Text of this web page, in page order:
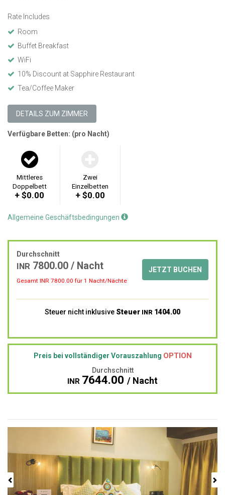
Rate Includes
Room
Buffet Breakfast
WiFi
10% Discount at Sapphire Restaurant
Tea/Coffee Maker
DETAILS ZUM ZIMMER
Verfügbare Betten: (pro Nacht)
Mittleres
Doppelbett
+ $0.00
Zwei
Einzelbetten
+ $0.00
Allgemeine Geschäftsbedingungen
Durchschnitt
INR 7800.00 / Nacht
Gesamt INR 7800.00 für 1 Nacht/Nächte
JETZT BUCHEN
Steuer nicht inklusive Steuer INR 1404.00
Preis bei vollständiger Vorauszahlung OPTION
Durchschnitt
INR 7644.00 / Nacht
Next